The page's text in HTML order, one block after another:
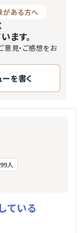
ステム）の側面を持
がある方へ
ます。
意見・ご感想をお
を書く
人
ている